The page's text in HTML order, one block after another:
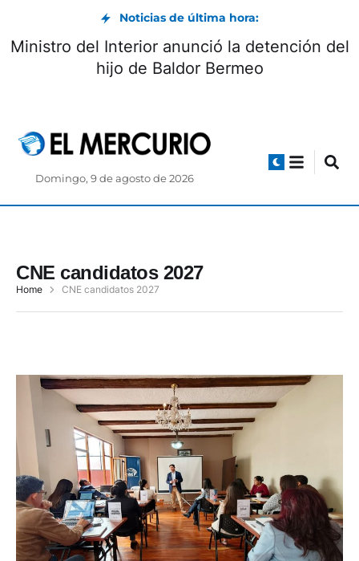
Noticias de última hora:
Ministro del Interior anunció la detención del
hijo de Baldor Bermeo
Domingo, 9 de agosto de 2026
CNE candidatos 2027
Home CNE candidatos 2027